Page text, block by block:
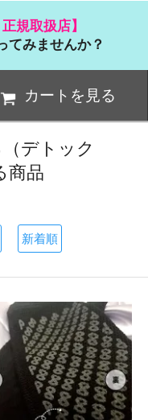
規取扱店】
てみませんか？
カートを見る
デトック
商品
新着順